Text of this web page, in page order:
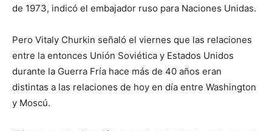
de 1973, indicó el embajador ruso para Naciones Unidas.
Pero Vitaly Churkin señaló el viernes que las relaciones
entre la entonces Unión Soviética y Estados Unidos
durante la Guerra Fría hace más de 40 años eran
distintas a las relaciones de hoy en día entre Washington
y Moscú.